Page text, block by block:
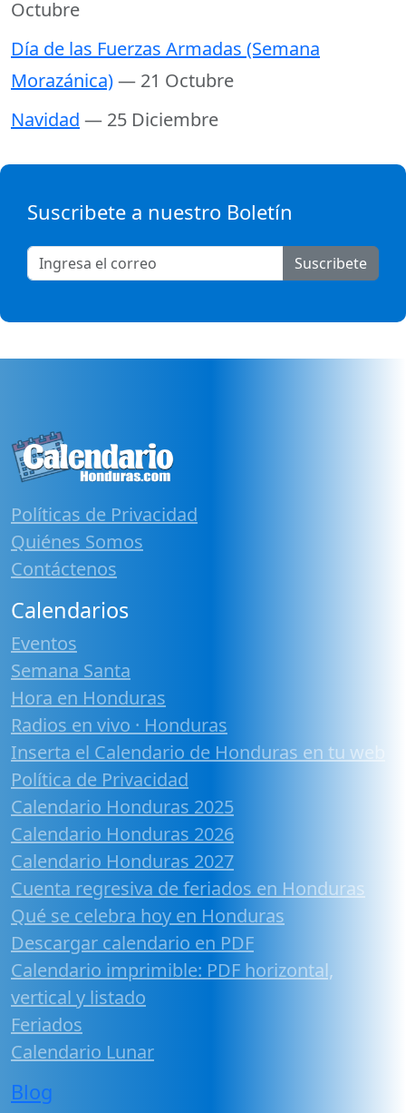
Octubre
Día de las Fuerzas Armadas (Semana
Morazánica)— 21 Octubre
Navidad — 25 Diciembre
Suscribete a nuestro Boletín
Suscribete
Políticas de Privacidad
Quiénes Somos
Contáctenos
Calendarios
Eventos
Semana Santa
Hora en Honduras
Radios en vivo · Honduras
Inserta el Calendario de Honduras en tu web
Política de Privacidad
Calendario Honduras 2025
Calendario Honduras 2026
Calendario Honduras 2027
Cuenta regresiva de feriados en Honduras
Qué se celebra hoy en Honduras
Descargar calendario en PDF
Calendario imprimible: PDF horizontal,
vertical y listado
Feriados
Calendario Lunar
Blog